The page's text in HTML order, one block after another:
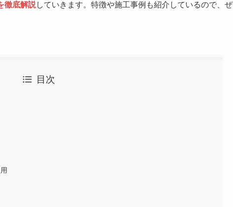
徹底解説していきます。特徴や施工事例も紹介しているので、ぜ
目次